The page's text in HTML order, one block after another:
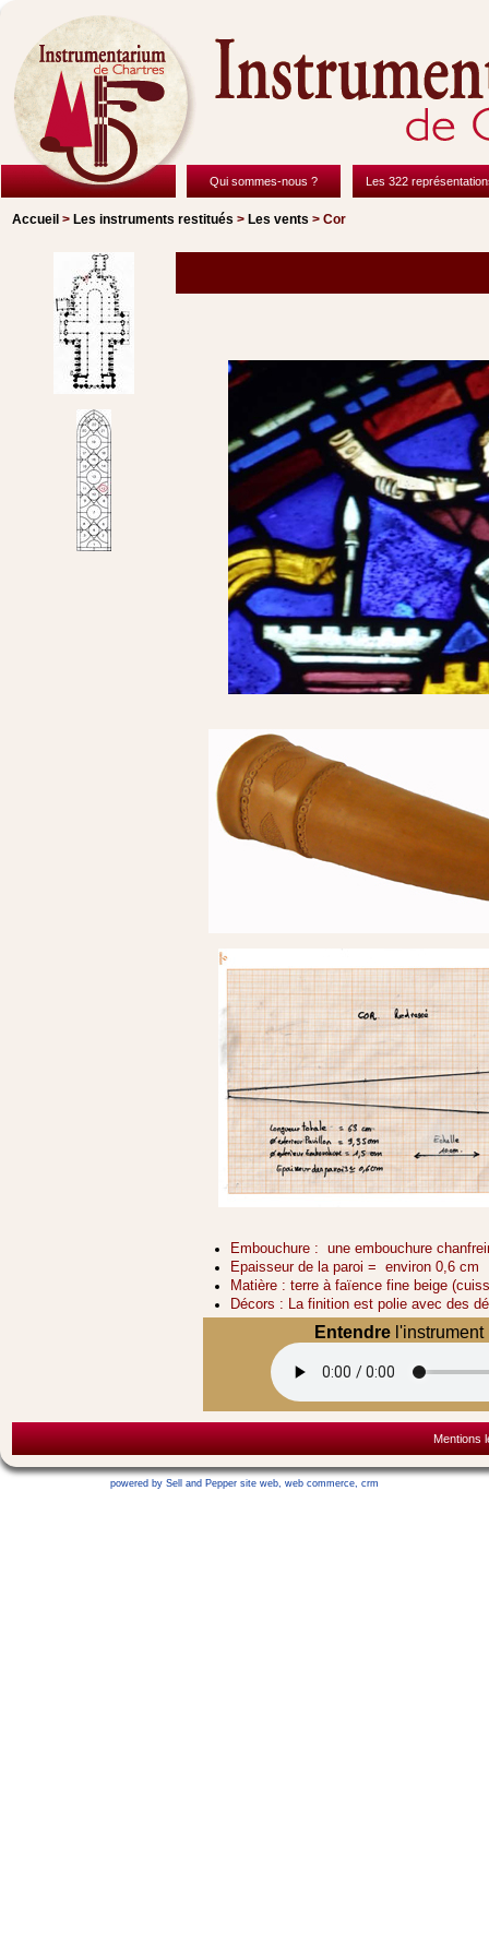
Qui sommes-nous ? Les 322
Accueil > Les instruments restitués > Les vents > Cor
Embouchure : une embouchure
Epaisseur de la paroi = environ 0,6 cm
Matière : terre à faïence fine beige
Décors : La finition est polie avec des
Entendre
Mentions
powered by Sell and Pepper site web, web commerce, crm